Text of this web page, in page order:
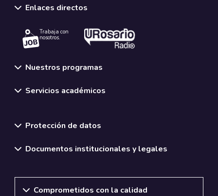
Enlaces directos
Trabaja con
nosotros.
Nuestros programas
Servicios académicos
Protección de datos
Documentos institucionales y legales
Comprometidos con la calidad